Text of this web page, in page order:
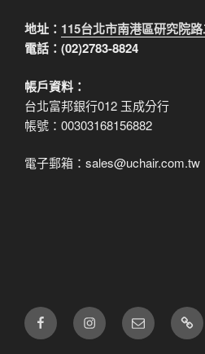
地址： 115台北市南港區研究院
電話：(02)2783-8824
帳戶資料：
台北富邦銀行012 玉成分行
帳號：00303168156882
電子郵箱：sales@uchair.com.tw
FB IG
電
子
LINE